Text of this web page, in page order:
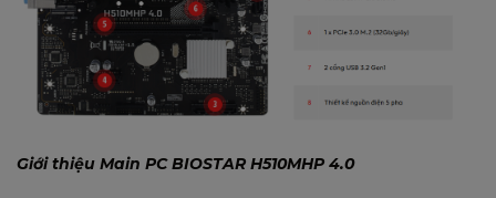
Giới thiệu Main PC BIOSTAR H510MHP 4.0